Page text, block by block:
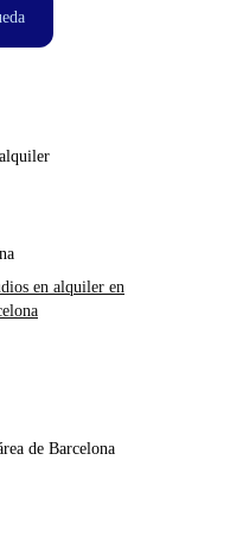
en alquiler en
de Barcelona